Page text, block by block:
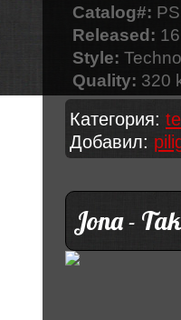
Catalog#:
Released:
Style:
Quality: 320
Категория:
Добавил:
Jona -